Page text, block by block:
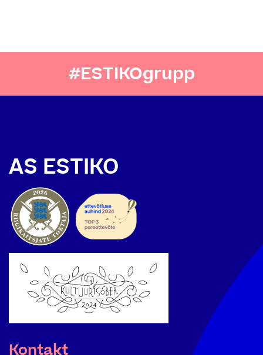
#ESTIKOgrupp
AS ESTIKO
Kontakt